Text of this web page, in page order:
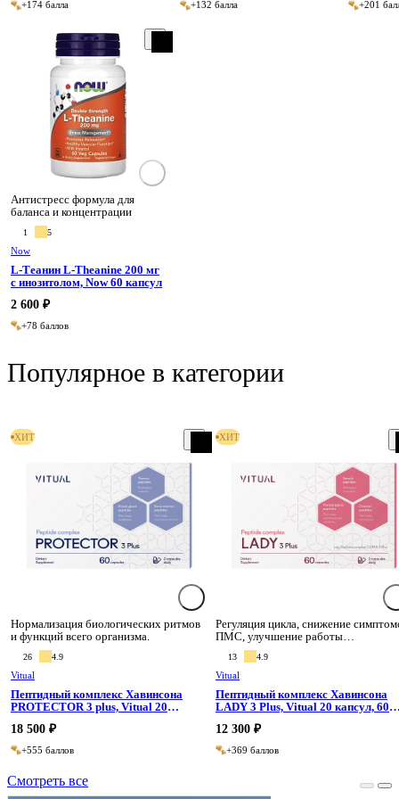
+174 балла +132 балла +201
Антистресс формула для
баланса и концентрации
1 5
Now
L-Теанин L-Theanine 200 мг
с инозитолом, Now 60 капсул
2 600 ₽
+78 баллов
Популярное в категории
Смотреть все
Нормализация биологических ритмов
и функций всего организма.
26 4.9
Vitual
Пептидный комплекс Хавинсона
PROTECTOR 3 plus, Vitual 20
18 500 ₽
ХИТ
+555 баллов
Регуляция цикла, снижение
ПМС, улучшение работы
репродуктивной системы.
13 4.9
Vitual
Пептидный комплекс Хавинсона
LADY 3 Plus, Vitual 20 капсул, 60
12 300 ₽
ХИТ
+369 баллов